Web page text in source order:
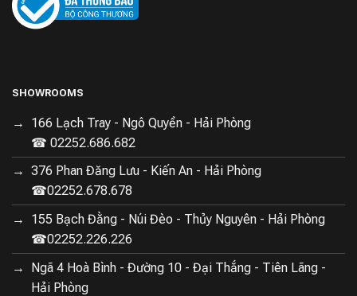
SHOWROOMS
166 Lạch Tray - Ngô Quyền - Hải Phòng
☎ 02252.686.682
376 Phan Đăng Lưu - Kiến An - Hải Phòng
☎02252.678.678
155 Bạch Đằng - Núi Đèo - Thủy Nguyên - Hải Phòng
☎02252.226.226
Ngã 4 Hoà Bình - Đường 10 - Đại Thắng - Tiên Lãng -
Hải Phòng